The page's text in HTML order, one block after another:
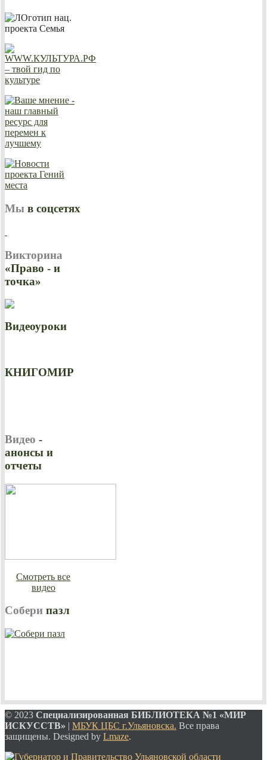
Мы в соцсетях
Викторина
«Право - и
точка»
Видеоуроки
КНИГОМИР
Видео -
анонсы и
отчеты
Смотреть все
видео
Собери пазл
© 2023 Специализированная БИБЛИОТЕКА №1 «МИР
ИСКУССТВ» | МБУК ЦБС г.Ульяновска. Все права
защищены. Designed by Lmaze.